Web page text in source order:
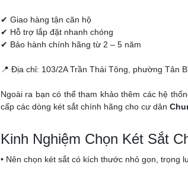
✔ Giao hàng tận căn hộ
✔ Hỗ trợ lắp đặt nhanh chóng
✔ Bảo hành chính hãng từ 2 – 5 năm
📍 Địa chỉ: 103/2A Trần Thái Tông, phường Tân
Ngoài ra bạn có thể tham khảo thêm các hệ
cấp các dòng két sắt chính hãng cho cư dân
Kinh Nghiệm Chọn Két Sắt
• Nên chọn két sắt có kích thước nhỏ gọn, trọng